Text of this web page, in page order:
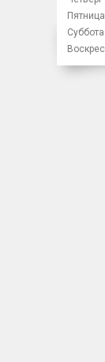
Пятница
Суббота